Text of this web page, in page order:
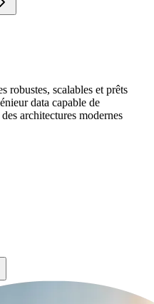
robustes, scalables et prêts
data capable de
architectures modernes